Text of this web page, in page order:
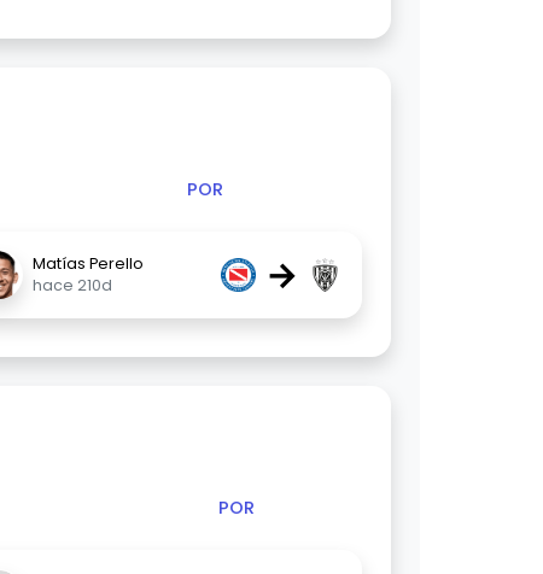
POR
Matías Perello
hace 210d
→
POR